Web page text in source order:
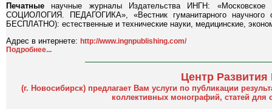
Печатные научные журналы Издательства ИНГН:
СОЦИОЛОГИЯ. ПЕДАГОГИКА», «Вестник гуманитарного научного
БЕСПЛАТНО): естественные и технические науки, медицинские,
Адрес в интернете: http://www.ingnpublishing.com/
Подробнее...
Центр Развития
(г. Новосибирск) предлагает Вам услуги по публикации
коллективных монографий, статей